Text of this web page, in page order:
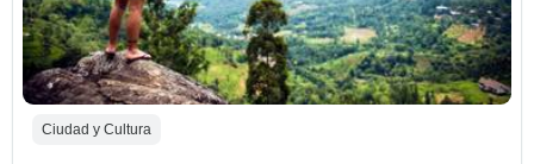
Ciudad y Cultura